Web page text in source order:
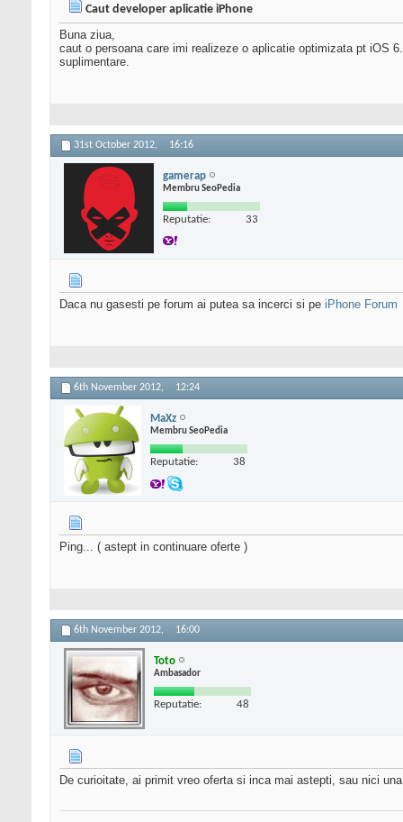
Caut developer aplicatie iPhone
Buna ziua,
caut o persoana care imi realizeze o aplicatie optimizata pt iOS
suplimentare.
31st October 2012, 16:16
gamerap
Membru SeoPedia
Reputatie: 33
Daca nu gasesti pe forum ai putea sa incerci si pe iPhone Forum
6th November 2012, 12:24
MaXz
Membru SeoPedia
Reputatie: 38
Ping... ( astept in continuare oferte )
6th November 2012, 16:00
Toto
Ambasador
Reputatie: 48
De curioitate, ai primit vreo oferta si inca mai astepti, sau nici